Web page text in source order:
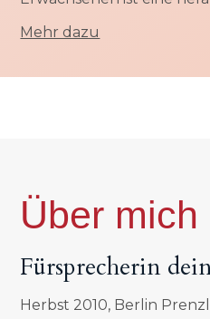
Mehr dazu
Über mich
Fürsprecherin
Herbst 2010, Berlin